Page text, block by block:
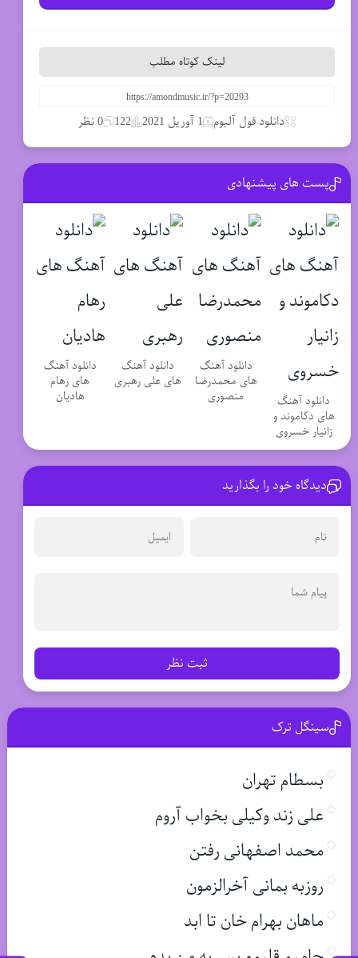
لینک کوتاه مطلب
دانلود فول آلبوم 1 آوریل 2021 122 0 نظر
پست های پیشنهادی
دانلود آهنگ
های دکاموند و
زانیار خسروی
دانلود آهنگ
های محمدرضا
منصوری
دانلود آهنگ
های علی رهبری
دانلود آهنگ
های رهام
هادیان
دیدگاه خود را بگذارید
ثبت نظر
سینگل ترک
بسطام تهران
علی زند وکیلی بخواب آروم
محمد اصفهانی رفتن
روزبه بمانی آخرالزمون
ماهان بهرام خان تا ابد